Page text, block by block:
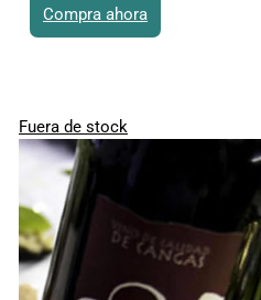
Compra ahora
Fuera de stock